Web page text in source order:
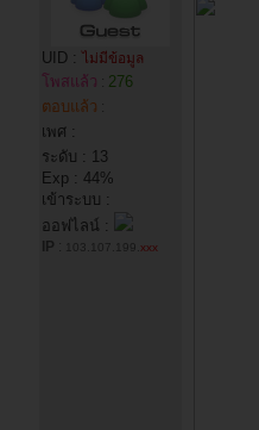
UID : ไม่มีข้อมูล
โพสแล้ว : 276
ตอบแล้ว :
เพศ :
ระดับ : 13
Exp : 44%
เข้าระบบ :
ออฟไลน์ :
IP : 103.107.199. xxx